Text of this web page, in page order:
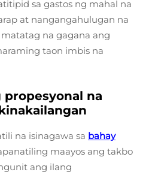
sa gastos ng mahal na
at nangangahulugan na
na gagana ang
taon imbis na
propesyonal na
na isinagawa sa bahay
maayos ang takbo
ang ilang